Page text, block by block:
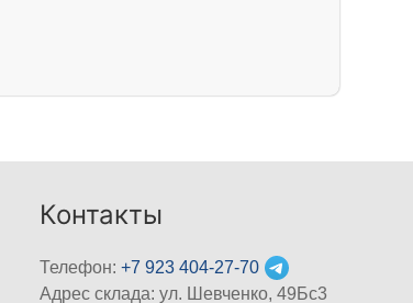
Контакты
Телефон:+7 923 404-27-70
Адрес склада: ул. Шевченко, 49Бс3